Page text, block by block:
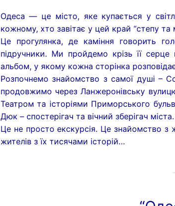
Одеса — це місто, яке купається у
кожному, хто завітає у цей край “степу та
Це прогулянка, де каміння говорить
підручники. Ми пройдемо крізь її серце
альбом, у якому кожна сторінка розповідає
Розпочнемо знайомство з самої душі –
продовжимо через Ланжеронівську
Театром та історіями Приморського
Дюк – спостерігач та вічний зберігач міста.
Це не просто екскурсія. Це знайомство
жителів з їх тисячами історій…